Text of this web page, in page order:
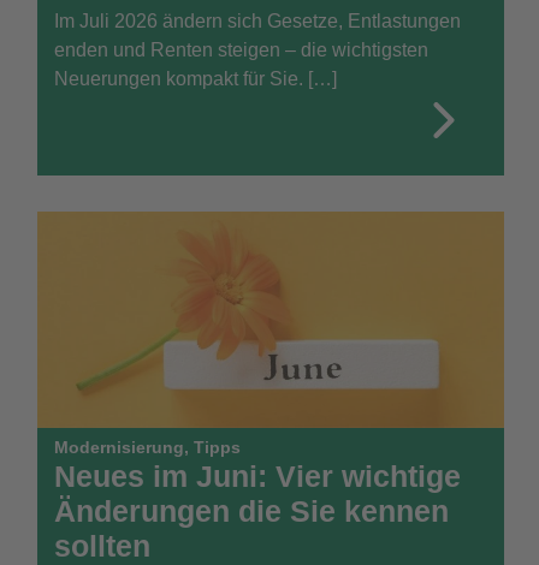
Im Juli 2026 ändern sich Gesetze, Entlastungen
enden und Renten steigen – die wichtigsten
Neuerungen kompakt für Sie. […]
Modernisierung, Tipps
Neues im Juni: Vier wichtige
Änderungen die Sie kennen
sollten